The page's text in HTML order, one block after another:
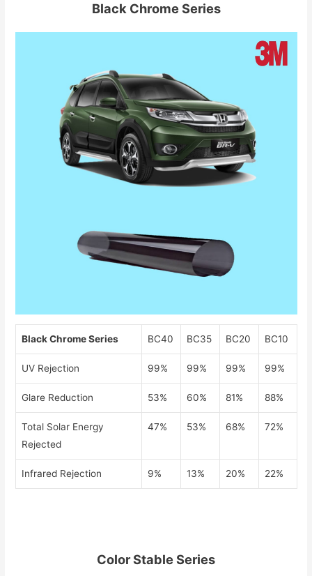
Black Chrome Series
Black Chrome Series BC40 BC35 BC20 BC10
UV Rejection 99% 99% 99% 99%
Glare Reduction 53% 60% 81% 88%
Total Solar Energy
Rejected
47% 53% 68% 72%
Infrared Rejection 9% 13% 20% 22%
Color Stable Series